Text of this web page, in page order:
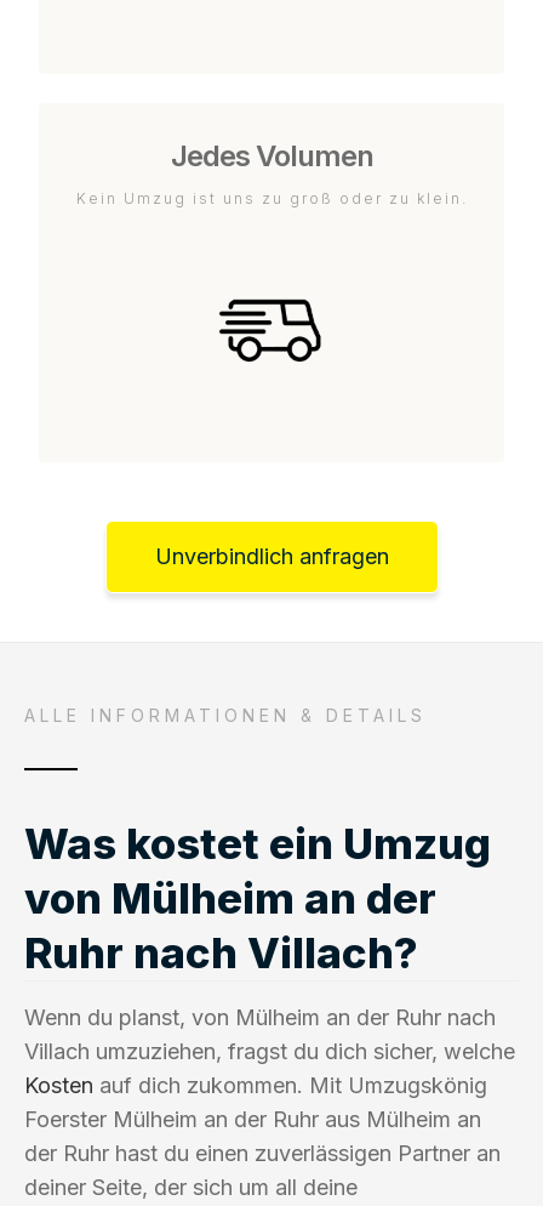
Jedes Volumen
Kein Umzug ist uns zu groß oder zu klein.
Unverbindlich anfragen
ALLE INFORMATIONEN & DETAILS
Was kostet ein Umzug
von Mülheim an der
Ruhr nach Villach?
Wenn du planst, von Mülheim an der Ruhr nach
Villach umzuziehen, fragst du dich sicher, welche
Kosten auf dich zukommen. Mit Umzugskönig
Foerster Mülheim an der Ruhr aus Mülheim an
der Ruhr hast du einen zuverlässigen Partner an
deiner Seite, der sich um all deine